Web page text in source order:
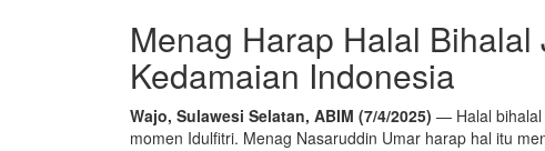
Menag Harap Halal
Kedamaian Indonesia
Wajo, Sulawesi Selatan, ABIM (7/4/2025) — Halal bihalal
momen Idulfitri. Menag Nasaruddin Umar harap hal itu